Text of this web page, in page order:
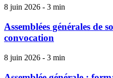
8 juin 2026 - 3 min
Assemblées générales de
convocation
8 juin 2026 - 3 min